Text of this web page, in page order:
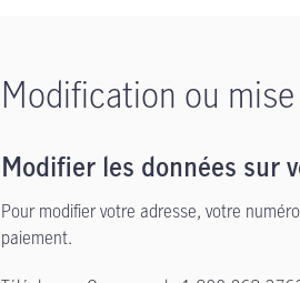
Modification ou
Modifier les données sur
Pour modifier votre adresse, votre
paiement.